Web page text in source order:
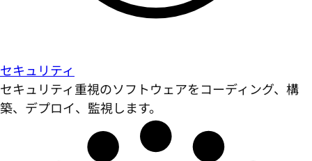
セキュリティ
セキュリティ重視のソフトウェアをコーディング、構
築、デプロイ、監視します。